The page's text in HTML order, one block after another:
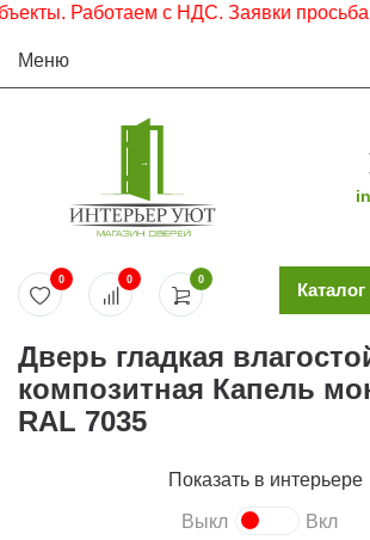
с НДС. Заявки просьба
Меню
0
0 0 Каталог
Дверь гладкая
композитная Капель
RAL 7035
Показать в интерьере
Выкл Вкл